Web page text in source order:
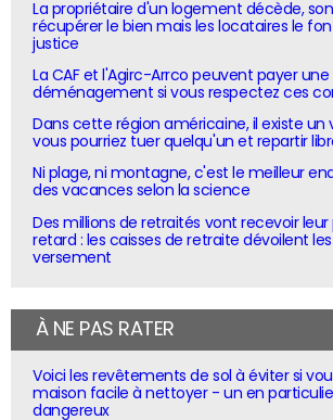
La propriétaire d'un logement décède,
récupérer le bien mais les locataires le
justice
La CAF et l'Agirc-Arrco peuvent payer
déménagement si vous respectez ces
Dans cette région américaine, il existe un
vous pourriez tuer quelqu'un et repartir
Ni plage, ni montagne, c'est le meilleur
des vacances selon la science
Des millions de retraités vont recevoir leur
retard : les caisses de retraite dévoilent
versement
À NE PAS RATER
Voici les revêtements de sol à éviter si
maison facile à nettoyer - un en
dangereux